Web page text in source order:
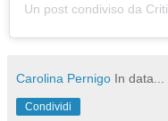
Un post condiviso da
Carolina Pernigo In data...
Condividi